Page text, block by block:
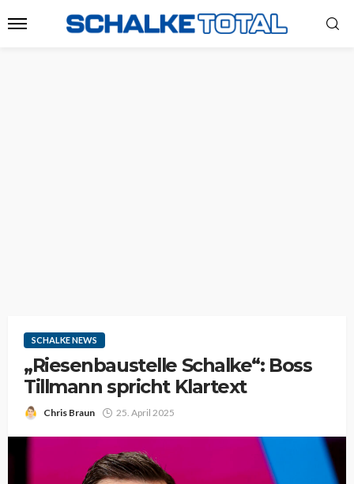
SCHALKE NEWS
„Riesenbaustelle Schalke“: Boss
Tillmann spricht Klartext
Chris Braun 25. April 2025